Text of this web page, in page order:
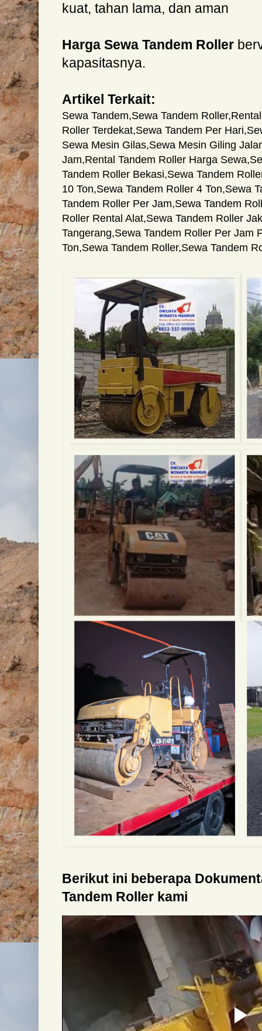
kuat, tahan lama, dan aman
Harga Sewa Tandem Roller
kapasitasnya.
Artikel Terkait:
Sewa Tandem,Sewa Tandem Roller,
Roller Terdekat,Sewa Tandem Per Hari,
Sewa Mesin Gilas,Sewa Mesin Giling
Jam,Rental Tandem Roller Harga Sewa,
Tandem Roller Bekasi,Sewa Tandem
10 Ton,Sewa Tandem Roller 4 Ton,Sewa
Tandem Roller Per Jam,Sewa Tandem
Roller Rental Alat,Sewa Tandem Roller
Tangerang,Sewa Tandem Roller Per Jam
Ton,Sewa Tandem Roller,Sewa Tandem
Berikut ini beberapa
Tandem Roller kami